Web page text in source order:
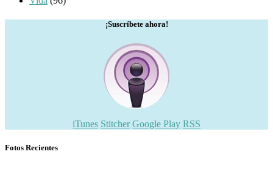
¡Suscríbete ahora!
iTunes Stitcher Google Play RSS
Fotos Recientes